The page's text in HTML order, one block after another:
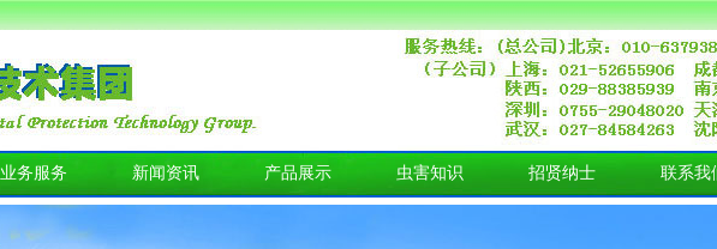
业务服务 新闻资讯 产品展示 虫害知识 招贤纳士 联系我